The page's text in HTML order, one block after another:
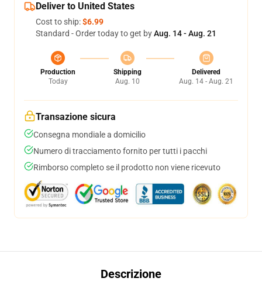
Deliver to United States
Cost to ship:$6.99
Standard - Order today to get byAug. 14 - Aug. 21
Production
Today
Shipping
Aug. 10
Delivered
Aug. 14 - Aug. 21
Transazione sicura
Consegna mondiale a domicilio
Numero di tracciamento fornito per tutti i pacchi
Rimborso completo se il prodotto non viene ricevuto
Descrizione